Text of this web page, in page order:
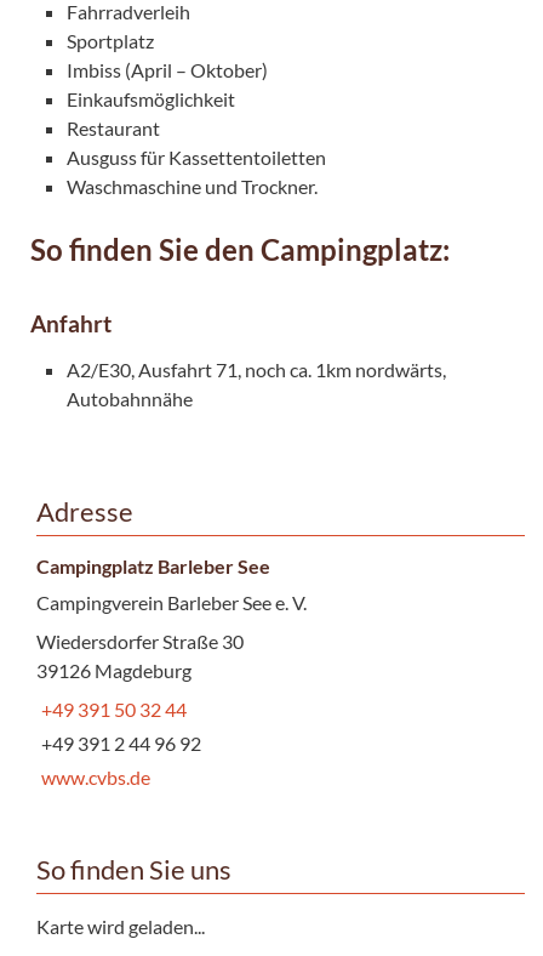
Fahrradverleih
Sportplatz
Imbiss (April – Oktober)
Einkaufsmöglichkeit
Restaurant
Ausguss für Kassettentoiletten
Waschmaschine und Trockner.
So finden Sie den Campingplatz:
Anfahrt
A2/E30, Ausfahrt 71, noch ca. 1km nordwärts,
Autobahnnähe
Adresse
Campingplatz Barleber See
Campingverein Barleber See e. V.
Wiedersdorfer Straße 30
39126 Magdeburg
+49 391 50 32 44
+49 391 2 44 96 92
www.cvbs.de
So finden Sie uns
Karte wird geladen...